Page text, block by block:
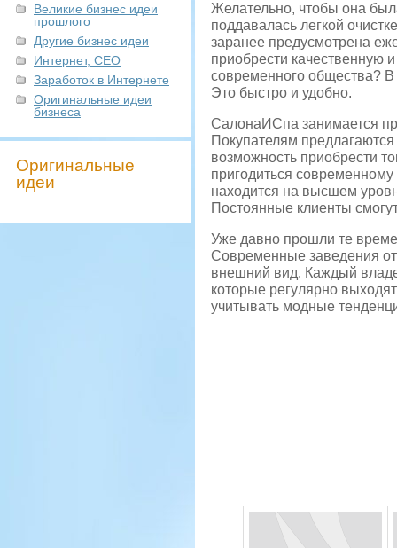
Великие бизнес идеи
прошлого
Другие бизнес идеи
Интернет, СЕО
Заработок в Интернете
Оригинальные идеи
бизнеса
Оригинальные
идеи
Желательно, чтобы она
поддавалась легкой
заранее предусмотрена
приобрести качественную
современного общества?
Это быстро и удобно.
СалонаИСпа занимается
Покупателям
возможность приобрести
пригодиться
находится на высшем
Постоянные клиенты
Уже давно прошли те
Современные заведения
внешний вид. Каждый
которые регулярно
учитывать модные